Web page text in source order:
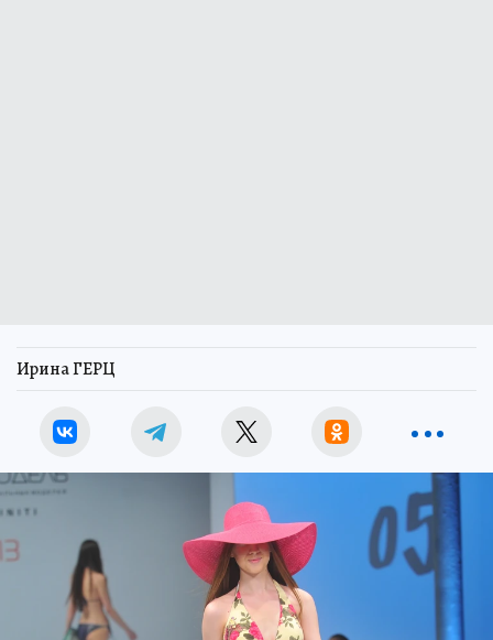
Ирина ГЕРЦ